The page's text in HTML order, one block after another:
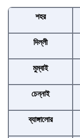
শহর
দিল্লী
মুম্বাই
চেন্নাই
ব্যাঙ্গালোর